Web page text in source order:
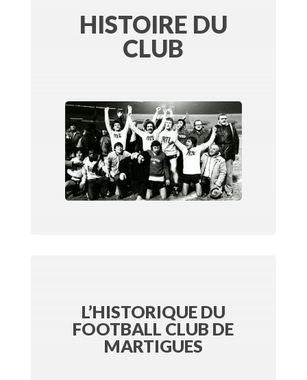
HISTOIRE DU
CLUB
L’HISTORIQUE DU
FOOTBALL CLUB DE
MARTIGUES